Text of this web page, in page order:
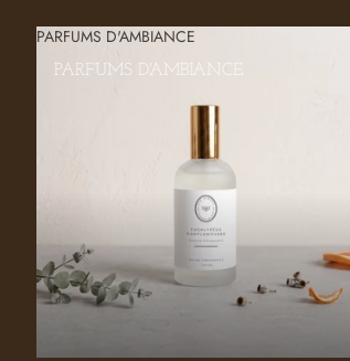
PARFUMS D'AMBIANCE
PARFUMS D'AMBIANCE